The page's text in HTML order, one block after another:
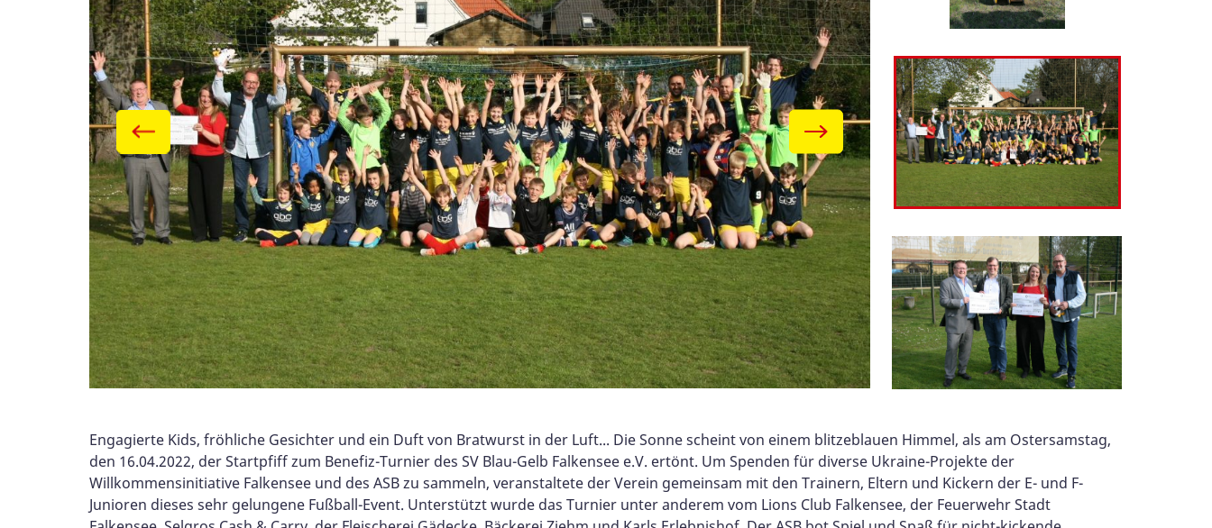
Engagierte Kids, fröhliche Gesichter und ein Duft von Bratwurst in der Luft... Die Sonne scheint von einem blitzeblauen Himmel, als am Ostersamstag,
den 16.04.2022, der Startpfiff zum Benefiz-Turnier des SV Blau-Gelb Falkensee e.V. ertönt. Um Spenden für diverse Ukraine-Projekte der
Willkommensinitiative Falkensee und des ASB zu sammeln, veranstaltete der Verein gemeinsam mit den Trainern, Eltern und Kickern der E- und F-
Junioren dieses sehr gelungene Fußball-Event. Unterstützt wurde das Turnier unter anderem vom Lions Club Falkensee, der Feuerwehr Stadt